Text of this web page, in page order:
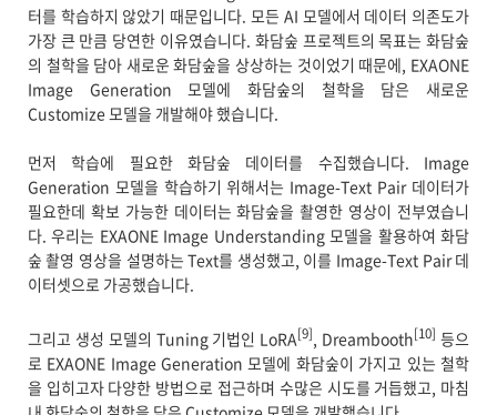
터를 학습하지 않았기 때문입니다. 모든 AI 모델에서 데이터 의존도가
가장 큰 만큼 당연한 이유였습니다. 화담숲 프로젝트의 목표는 화담숲
의 철학을 담아 새로운 화담숲을 상상하는 것이었기 때문에, EXAONE
Image Generation 모델에 화담숲의 철학을 담은 새로운
Customize 모델을 개발해야 했습니다.
먼저 학습에 필요한 화담숲 데이터를 수집했습니다. Image
Generation 모델을 학습하기 위해서는 Image-Text Pair 데이터가
필요한데 확보 가능한 데이터는 화담숲을 촬영한 영상이 전부였습니
다. 우리는 EXAONE Image Understanding 모델을 활용하여 화담
숲 촬영 영상을 설명하는 Text를 생성했고, 이를 Image-Text Pair 데
이터셋으로 가공했습니다.
그리고 생성 모델의 Tuning 기법인 LoRA[9], Dreambooth[10] 등으
로 EXAONE Image Generation 모델에 화담숲이 가지고 있는 철학
을 입히고자 다양한 방법으로 접근하며 수많은 시도를 거듭했고, 마침